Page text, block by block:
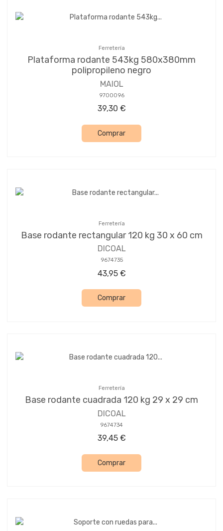
Ferretería
Plataforma rodante 543kg 580x380mm
polipropileno negro
MAIOL
9700096
39,30 €
Comprar
Ferretería
Base rodante rectangular 120 kg 30 x 60 cm
DICOAL
9674735
43,95 €
Comprar
Ferretería
Base rodante cuadrada 120 kg 29 x 29 cm
DICOAL
9674734
39,45 €
Comprar